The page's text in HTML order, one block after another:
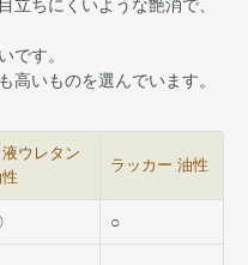
立ちにくいような艶消で、
です。
高いものを選んでいます。
液ウレタン
ラッカー 油性
○